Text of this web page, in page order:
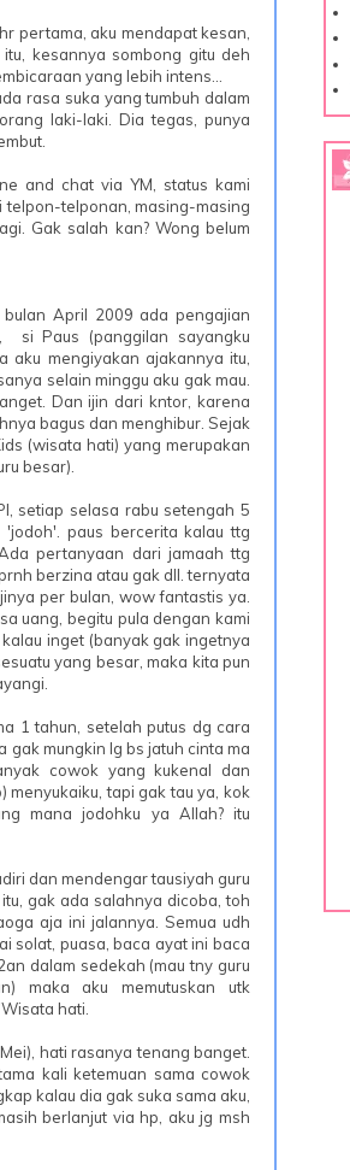
pertama, aku mendapat kesan,
kesannya sombong gitu deh
yang lebih intens...
rasa suka yang tumbuh dalam
laki-laki. Dia tegas, punya
and chat via YM, status kami
telpon-telponan, masing-masing
Gak salah kan? Wong belum
April 2009 ada pengajian
si Paus (panggilan sayangku
aku mengiyakan ajakannya itu,
selain minggu aku gak mau.
Dan ijin dari kntor, karena
bagus dan menghibur. Sejak
(wisata hati) yang merupakan
besar).
setiap selasa rabu setengah 5
paus bercerita kalau ttg
pertanyaan dari jamaah ttg
berzina atau gak dll. ternyata
per bulan, wow fantastis ya.
uang, begitu pula dengan kami
inget (banyak gak ingetnya
yang besar, maka kita pun
1 tahun, setelah putus dg cara
mungkin lg bs jatuh cinta ma
cowok yang kukenal dan
tapi gak tau ya, kok
mana jodohku ya Allah? itu
dan mendengar tausiyah guru
gak ada salahnya dicoba, toh
aja ini jalannya. Semua udh
solat, puasa, baca ayat ini baca
dalam sedekah (mau tny guru
maka aku memutuskan utk
hati.
hati rasanya tenang banget.
kali ketemuan sama cowok
kalau dia gak suka sama aku,
berlanjut via hp, aku jg msh